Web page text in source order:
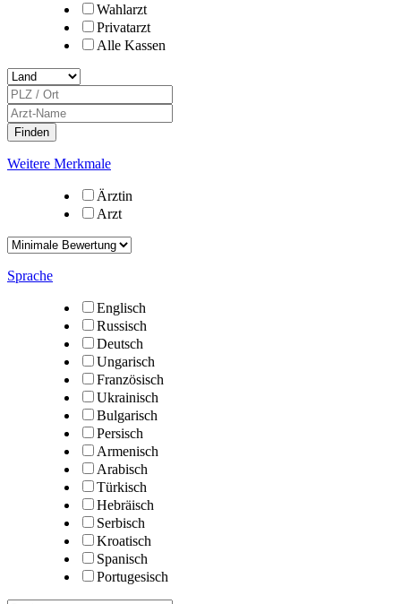
Wahlarzt
Privatarzt
Alle Kassen
Weitere Merkmale
Ärztin
Arzt
Sprache
Englisch
Russisch
Deutsch
Ungarisch
Französisch
Ukrainisch
Bulgarisch
Persisch
Armenisch
Arabisch
Türkisch
Hebräisch
Serbisch
Kroatisch
Spanisch
Portugesisch